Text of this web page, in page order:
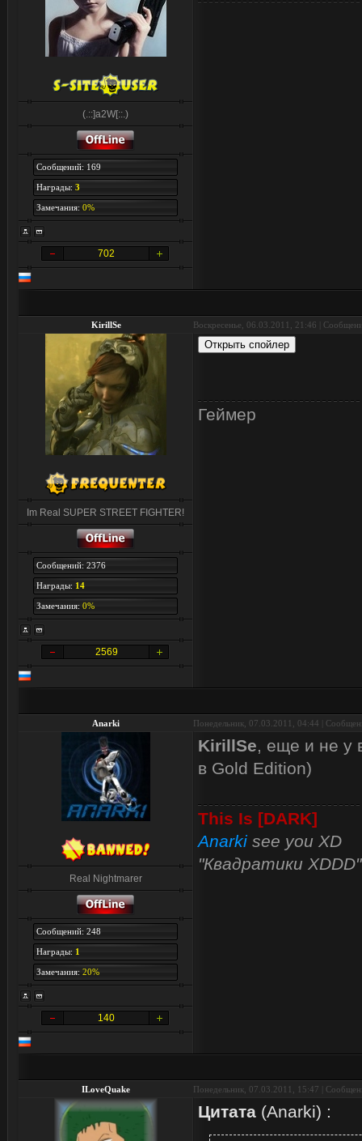
(.::]a2W[::.)
Сообщений: 169
Награды: 3
Замечания: 0%
702
KirillSe Воскресенье, 06.03.2011, 21:46 |
Im Real SUPER STREET FIGHTER!
Сообщений: 2376
Награды: 14
Замечания: 0%
2569
Геймер
Anarki Понедельник, 07.03.2011, 04:44 |
Real Nightmarer
Сообщений: 248
Награды: 1
Замечания: 20%
140
KirillSe, еще и не у
в Gold Edition)
This Is [DARK]
Anarki see you XD
"Квадратики XDDD"
ILoveQuake Понедельник, 07.03.2011, 15:47 |
Цитата (Anarki) :